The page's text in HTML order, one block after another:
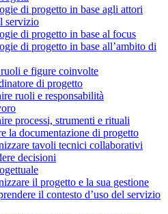
di progetto in base agli attori
servizio
di progetto in base al focus
di progetto in base all’ambito di
e figure coinvolte
di progetto
ruoli e responsabilità
processi, strumenti e rituali
la documentazione di progetto
tavoli tecnici collaborativi
decisioni
il progetto e la sua gestione
il contesto d’uso del servizio